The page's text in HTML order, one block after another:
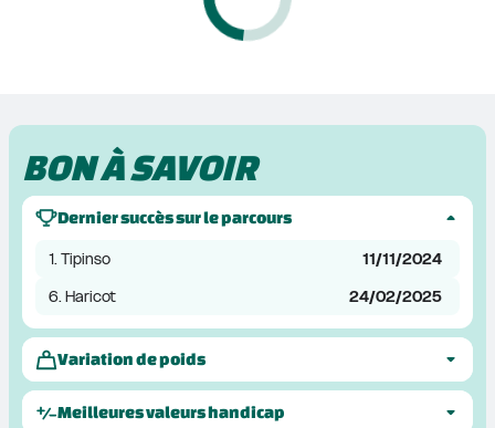
BON À SAVOIR
Dernier succès sur le parcours
1. Tipinso
11/11/2024
6. Haricot
24/02/2025
Variation de poids
Meilleures valeurs handicap